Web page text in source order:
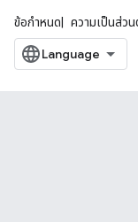
ข้อกำหนด ความเป็นส่วน